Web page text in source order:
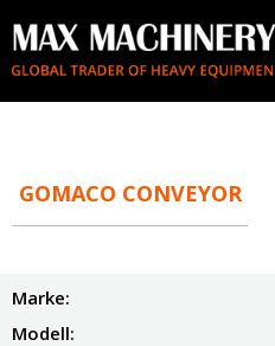
GOMACO CONVEYOR
Marke:
Modell: